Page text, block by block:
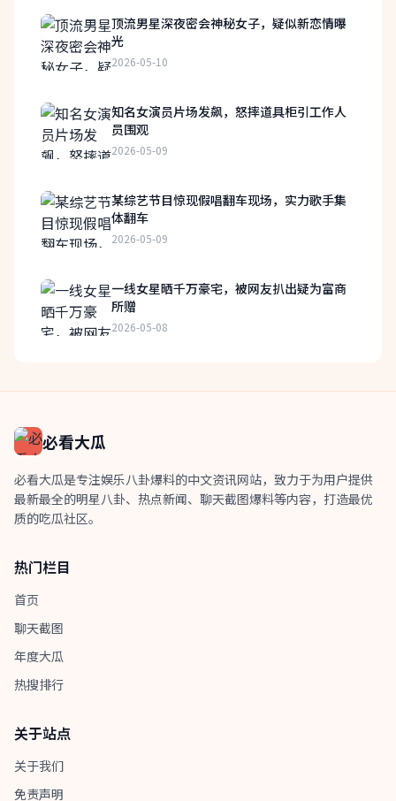
顶流男星深夜密会神秘女子，疑似新恋情曝
光
2026-05-10
知名女演员片场发飙，怒摔道具柜引工作人
员围观
2026-05-09
某综艺节目惊现假唱翻车现场，实力歌手集
体翻车
2026-05-09
一线女星晒千万豪宅，被网友扒出疑为富商
所赠
2026-05-08
必看大瓜
必看大瓜是专注娱乐八卦爆料的中文资讯网站，致力于为用户提供
最新最全的明星八卦、热点新闻、聊天截图爆料等内容，打造最优
质的吃瓜社区。
热门栏目
首页
聊天截图
年度大瓜
热搜排行
关于站点
关于我们
免责声明